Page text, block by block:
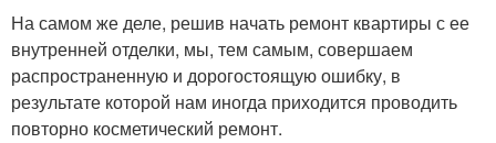
На самом же деле, решив начать ремонт квартиры с ее
внутренней отделки, мы, тем самым, совершаем
распространенную и дорогостоящую ошибку, в
результате которой нам иногда приходится проводить
повторно косметический ремонт.